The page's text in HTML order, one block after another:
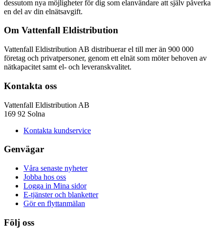
dessutom nya möjligheter för dig som elanvändare att själv påverka
en del av din elnätsavgift.
Om Vattenfall Eldistribution
Vattenfall Eldistribution AB distribuerar el till mer än 900 000
företag och privatpersoner, genom ett elnät som möter behoven av
nätkapacitet samt el- och leveranskvalitet.
Kontakta oss
Vattenfall Eldistribution AB
169 92 Solna
Kontakta kundservice
Genvägar
Våra senaste nyheter
Jobba hos oss
Logga in Mina sidor
E-tjänster och blanketter
Gör en flyttanmälan
Följ oss